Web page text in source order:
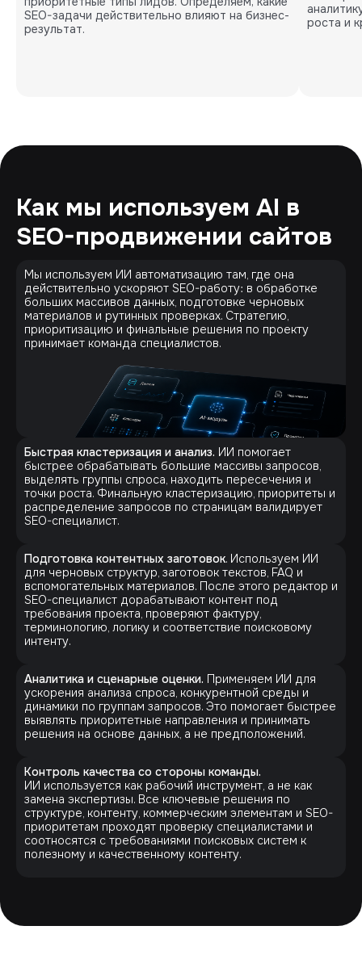
SEO-задачи действительно влияют на бизнес-
результат.
роста и
Как мы используем AI в
SEO-продвижении сайтов
Мы используем ИИ автоматизацию там, где она
действительно ускоряют SEO-работу: в обработке
больших массивов данных, подготовке черновых
материалов и рутинных проверках. Стратегию,
приоритизацию и финальные решения по проекту
принимает команда специалистов.
Быстрая кластеризация и анализ. ИИ помогает
быстрее обрабатывать большие массивы запросов,
выделять группы спроса, находить пересечения и
точки роста. Финальную кластеризацию, приоритеты и
распределение запросов по страницам валидирует
SEO-специалист.
Подготовка контентных заготовок. Используем ИИ
для черновых структур, заготовок текстов, FAQ и
вспомогательных материалов. После этого редактор и
SEO-специалист дорабатывают контент под
требования проекта, проверяют фактуру,
терминологию, логику и соответствие поисковому
интенту.
Аналитика и сценарные оценки. Применяем ИИ для
ускорения анализа спроса, конкурентной среды и
динамики по группам запросов. Это помогает быстрее
выявлять приоритетные направления и принимать
решения на основе данных, а не предположений.
Контроль качества со стороны команды.
ИИ используется как рабочий инструмент, а не как
замена экспертизы. Все ключевые решения по
структуре, контенту, коммерческим элементам и SEO-
приоритетам проходят проверку специалистами и
соотносятся с требованиями поисковых систем к
полезному и качественному контенту.